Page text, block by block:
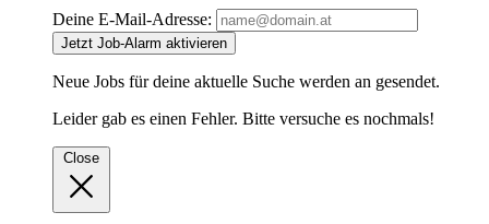
Deine E-Mail-Adresse:
Jetzt Job-Alarm aktivieren
Neue Jobs für deine aktuelle Suche werden an gesendet.
Leider gab es einen Fehler. Bitte versuche es nochmals!
Close